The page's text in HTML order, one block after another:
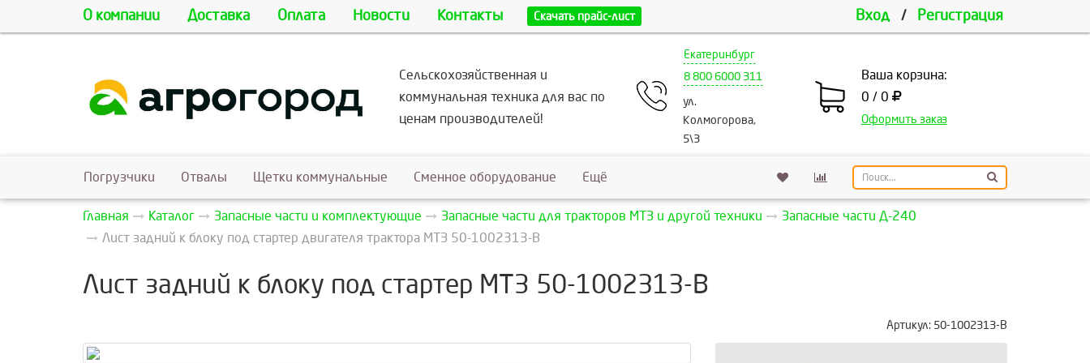
О компании Доставка Оплата Новости Контакты Скачать прайс-лист Вход / Регистрация
Сельскохозяйственная и
коммунальная техника для вас по
ценам производителей!
Екатеринбург
8 800 6000 311
ул.
Колмогорова,
5\3
Ваша корзина:
0 / 0
Оформить заказ
Погрузчики Отвалы Щетки коммунальные Сменное оборудование Ещё
Главная Каталог Запасные части и комплектующие Запасные части для тракторов МТЗ и другой техники
Запасные части Д-240
Лист задний к блоку под стартер двигателя трактора МТЗ 50-1002313-В
Лист задний к блоку под стартер МТЗ 50-1002313-В
Артикул: 50-1002313-В